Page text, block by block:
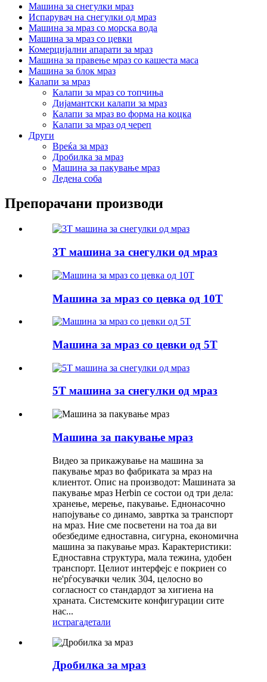
Машина за снегулки мраз
Испарувач на снегулки од мраз
Машина за мраз со морска вода
Машина за мраз со цевки
Комерцијални апарати за мраз
Машина за правење мраз со кашеста маса
Машина за блок мраз
Калапи за мраз
Калапи за мраз со топчиња
Дијамантски калапи за мраз
Калапи за мраз во форма на коцка
Калапи за мраз од череп
Други
Вреќа за мраз
Дробилка за мраз
Машина за пакување мраз
Ледена соба
Препорачани производи
3T машина за снегулки од мраз
Машина за мраз со цевка од 10T
Машина за мраз со цевки од 5T
5T машина за снегулки од мраз
Машина за пакување мраз
Видео за прикажување на машина за
пакување мраз во фабриката за мраз на
клиентот. Опис на производот: Машината за
пакување мраз Herbin се состои од три дела:
хранење, мерење, пакување. Еднонасочно
напојување со динамо, завртка за транспорт
на мраз. Ние сме посветени на тоа да ви
обезбедиме едноставна, сигурна, економична
машина за пакување мраз. Карактеристики:
Едноставна структура, мала тежина, удобен
транспорт. Целиот интерфејс е покриен со
не'рѓосувачки челик 304, целосно во
согласност со стандардот за хигиена на
храната. Системските конфигурации сите
нас...
истрагадетали
Дробилка за мраз